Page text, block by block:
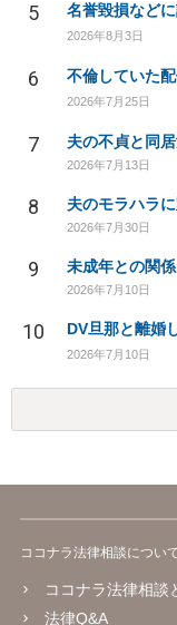
5 名誉毀損など
2026年8月3日
6 不倫していた
2026年7月25日
7
2026年7月13日
8 夫のモラハラ
2026年7月30日
9 未成年との関
2026年7月10日
10 DV旦那と離婚
2026年7月10日
ココナラ法律相談につい
ココナラ法律相談
法律Q&A